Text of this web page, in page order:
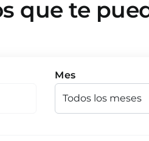
que te
Mes